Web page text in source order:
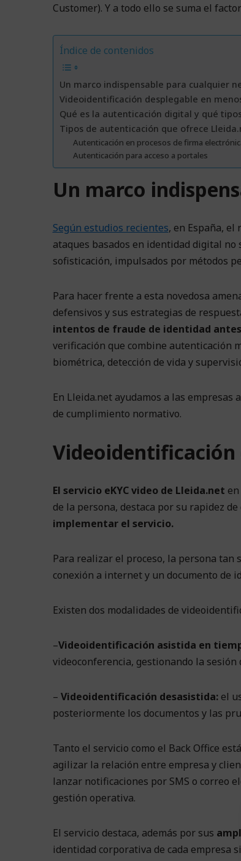
Customer). Y a todo ello se suma el
Índice de contenidos
Un marco indispensable para cualquier
Videoidentificación desplegable en
Qué es la autenticación digital y qué
Tipos de autenticación que ofrece
Autenticación en procesos de firma
Autenticación para acceso a portales
Un marco
Según estudios recientes, en España, el
ataques basados en identidad digital
sofisticación, impulsados por métodos
Para hacer frente a esta novedosa
defensivos y sus estrategias de
intentos de fraude de identidad
verificación que combine autenticación
biométrica, detección de vida y
En Lleida.net ayudamos a las
de cumplimiento normativo.
Videoidentificación
El servicio eKYC video de Lleida.net
de la persona, destaca por su rapidez
implementar el servicio.
Para realizar el proceso, la persona tan
conexión a internet y un documento de
Existen dos modalidades de
–Videoidentificación asistida en
videoconferencia, gestionando la sesión
– Videoidentificación desasistida: el
posteriormente los documentos y las
Tanto el servicio como el Back Office
agilizar la relación entre empresa y
lanzar notificaciones por SMS o correo
gestión operativa.
El servicio destaca, además por sus
identidad corporativa de cada empresa